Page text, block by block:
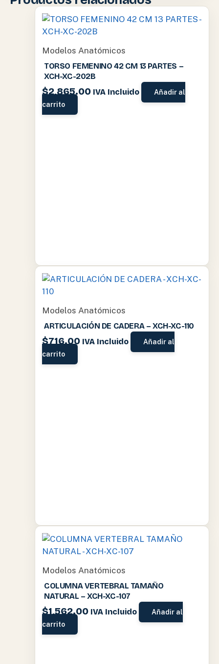
Modelos Anatómicos
TORSO FEMENINO 42 CM 13 PARTES –
XCH-XC-202B
$2,865.00 IVA Incluido
Añadir al
carrito
Modelos Anatómicos
ARTICULACIÓN DE CADERA – XCH-XC-110
$716.00 IVA Incluido
Añadir al
carrito
Modelos Anatómicos
COLUMNA VERTEBRAL TAMAÑO
NATURAL – XCH-XC-107
$1,562.00 IVA Incluido
Añadir al
carrito